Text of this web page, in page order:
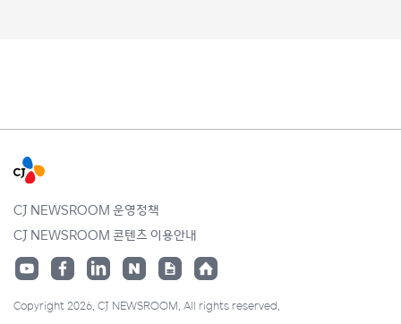
CJ NEWSROOM 운영정책
CJ NEWSROOM 콘텐츠 이용안내
Copyright 2026. CJ NEWSROOM. All rights reserved.